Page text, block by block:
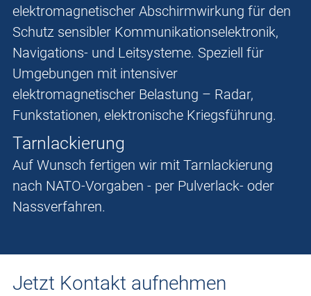
elektromagnetischer Abschirmwirkung für den
Schutz sensibler Kommunikationselektronik,
Navigations- und Leitsysteme. Speziell für
Umgebungen mit intensiver
elektromagnetischer Belastung – Radar,
Funkstationen, elektronische Kriegsführung.
Tarnlackierung
Auf Wunsch fertigen wir mit Tarnlackierung
nach NATO-Vorgaben - per Pulverlack- oder
Nassverfahren.
Jetzt Kontakt aufnehmen